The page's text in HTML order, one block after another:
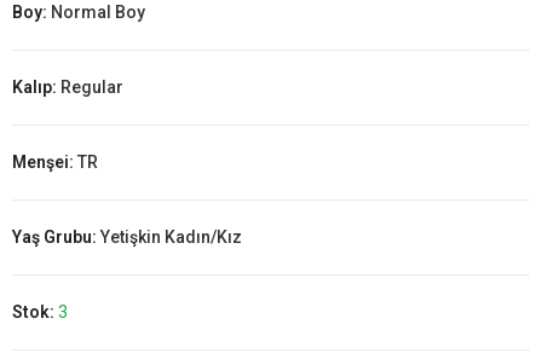
Boy: Normal Boy
Kalıp: Regular
Menşei: TR
Yaş Grubu:Yetişkin Kadın/Kız
Stok: 3